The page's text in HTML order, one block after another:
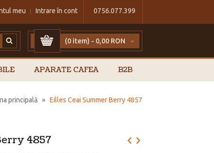
0756.077.399
meu Intrare în cont
(0 item) - 0,00 RON
APARATE CAFEA B2B
principală » Eilles Ceai Summer Berry 4857
4857